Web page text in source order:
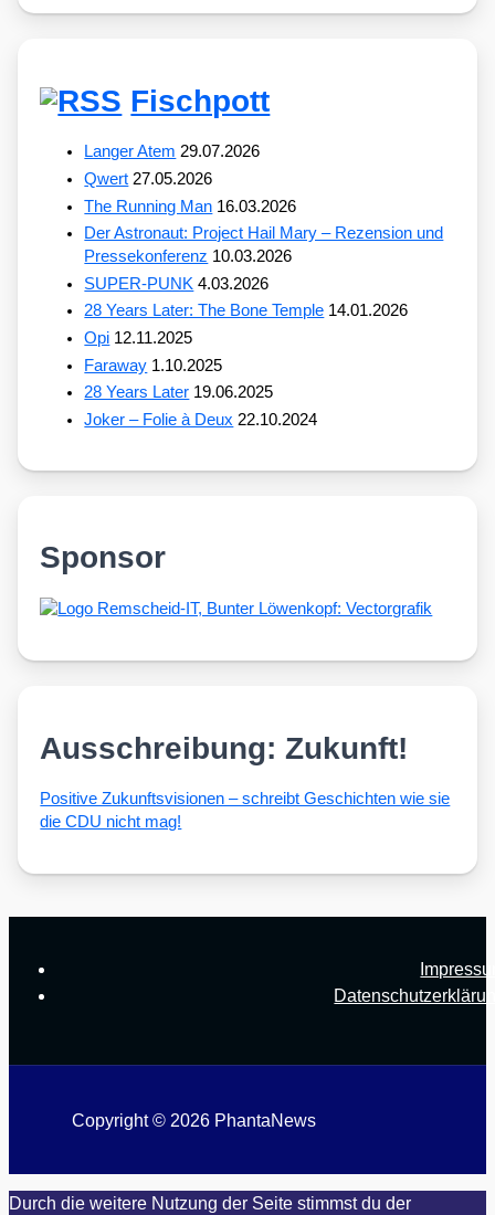
Fischpott
Langer Atem 29.07.2026
Qwert 27.05.2026
The Running Man 16.03.2026
Der Astronaut: Project Hail Mary – Rezension und
Pressekonferenz 10.03.2026
SUPER-PUNK 4.03.2026
28 Years Later: The Bone Temple 14.01.2026
Opi 12.11.2025
Faraway 1.10.2025
28 Years Later 19.06.2025
Joker – Folie à Deux 22.10.2024
Sponsor
Ausschreibung: Zukunft!
Posi­ti­ve Zukunfts­vi­sio­nen – schreibt Geschich­ten wie sie
die CDU nicht mag!
Copyright © 2026 PhantaNews
Durch die weitere Nutzung der Seite stimmst du der